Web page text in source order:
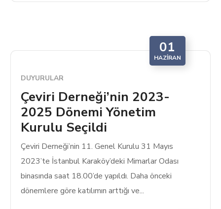
01
HAZIRAN
DUYURULAR
Çeviri Derneği’nin 2023-
2025 Dönemi Yönetim
Kurulu Seçildi
Çeviri Derneği’nin 11. Genel Kurulu 31 Mayıs
2023’te İstanbul Karaköy’deki Mimarlar Odası
binasında saat 18.00’de yapıldı. Daha önceki
dönemlere göre katılımın arttığı ve...